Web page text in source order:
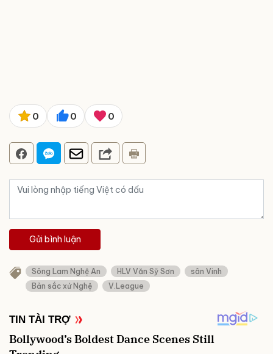
0 0 0
Gửi bình luận
Sông Lam Nghệ An HLV Văn Sỹ Sơn
sân Vinh
Bản sắc xứ Nghệ
V.League